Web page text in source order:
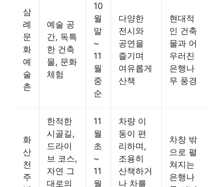
삼
례
문
화
예
술
촌
예술 공
간, 독특
한 건축
물, 문화
체험
10
월
말
~
11
월
중
순
다양한
전시와
공연을
즐기며
여유롭게
산책
현대적
인 건축
물과 어
우러진
은행나
무 풍경
화
산
천
주
한적한
시골길,
드라이
브 코스,
자연 그
대로의
11
월
초
~
11
월
차량 이
동이 편
리하며,
조용히
산책하거
나 차를
차창 밖
으로 펼
쳐지는
은행나